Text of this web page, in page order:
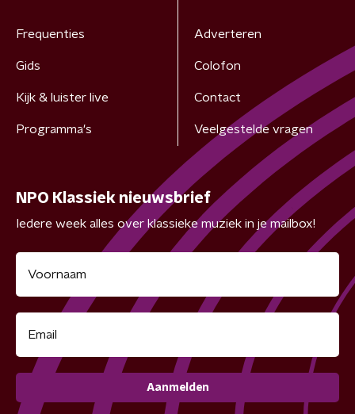
Frequenties
Gids
Kijk & luister live
Programma's
Adverteren
Colofon
Contact
Veelgestelde vragen
NPO Klassiek nieuwsbrief
Iedere week alles over klassieke muziek in je mailbox!
Aanmelden